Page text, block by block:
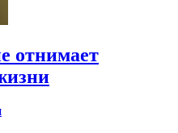
отнимает